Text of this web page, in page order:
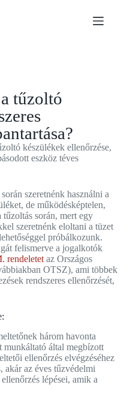
tűzoltó
készülékek ellenőrzése,
eszköz téves
szeretnénk használni a
de működésképtelen,
során, mert egy
szeretnénk eloltani a tüzet
próbálkozunk.
felismerve a jogalkotók
rendeletetaz Országos
OTSZ), ami többek
rendszeres ellenőrzését,
három havonta
által megbízott
ellenőrzés elvégzéséhez
akár az éves tűzvédelmi
lépései, amik a